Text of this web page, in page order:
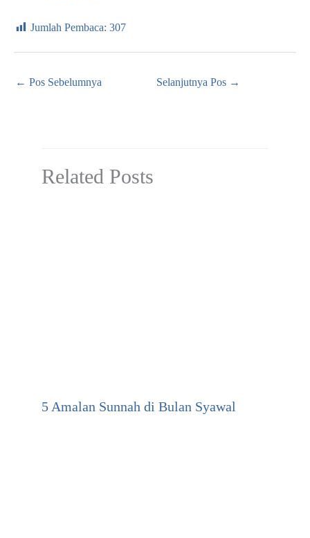
Jumlah Pembaca: 307
← Pos Sebelumnya Selanjutnya Pos →
Related Posts
5 Amalan Sunnah di Bulan Syawal